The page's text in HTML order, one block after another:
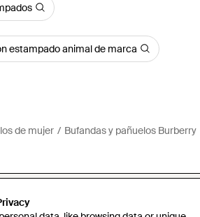
estampado animal de marca
de mujer
Bufandas y pañuelos Burberry